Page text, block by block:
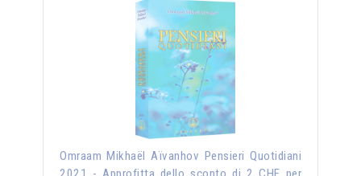
Omraam Mikhaël Aïvanhov Pensieri Quotidiani